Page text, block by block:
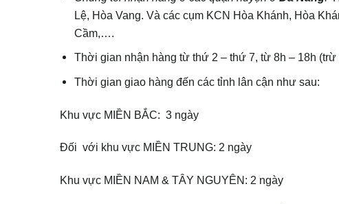
Lệ, Hòa Vang. Và các cụm KCN Hòa Khánh, Hòa
Cầm,….
Thời gian nhận hàng từ thứ 2 – thứ 7, từ 8h – 18h
Thời gian giao hàng đến các tỉnh lân cận như sau:
Khu vực MIỀN BẮC: 3 ngày
Đối với khu vực MIỀN TRUNG: 2 ngày
Khu vực MIỀN NAM & TÂY NGUYÊN: 2 ngày